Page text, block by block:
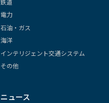
電力
石油・ガス
海洋
インテリジェント交通システム
その他
ニュース